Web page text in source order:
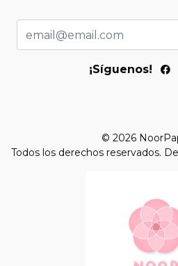
¡Síguenos!
© 2026
Todos los derechos reservados.